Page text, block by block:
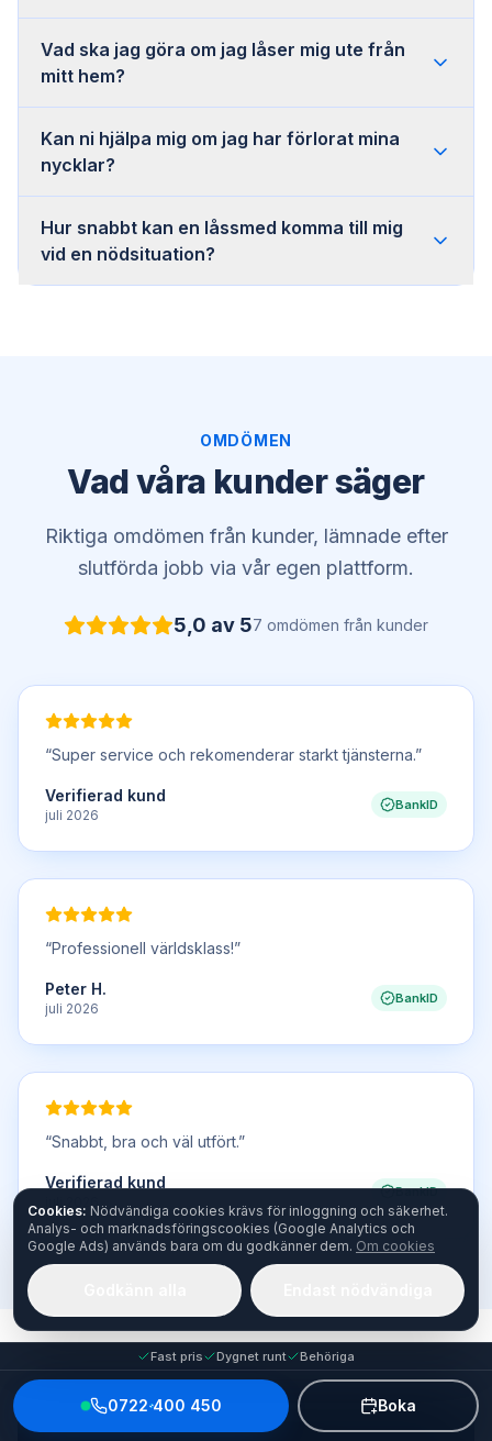
Vad ska jag göra om jag låser mig ute från
mitt hem?
Kan ni hjälpa mig om jag har förlorat mina
nycklar?
Hur snabbt kan en låssmed komma till mig
vid en nödsituation?
OMDÖMEN
Vad våra kunder säger
Riktiga omdömen från kunder, lämnade efter
slutförda jobb via vår egen plattform.
5,0 av 57 omdömen från kunder
“Super service och rekomenderar starkt tjänsterna.”
Verifierad kund
juli 2026
BankID
“Professionell världsklass!”
Peter H.
juli 2026
BankID
“Snabbt, bra och väl utfört.”
Verifierad kund
juli 2026
BankID
Fast pris Dygnet runt Behöriga
0722 400 450 Boka
Cookies: Nödvändiga cookies krävs för inloggning och säkerhet.
Analys- och marknadsföringscookies (Google Analytics och
Google Ads) används bara om du godkänner dem. Om cookies